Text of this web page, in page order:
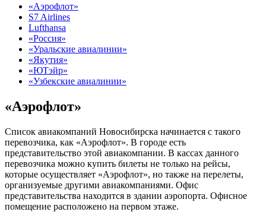
«Аэрофлот»
S7 Airlines
Lufthansa
«Россия»
«Уральские авиалинии»
«Якутия»
«ЮТэйр»
«Узбекские авиалинии»
«Аэрофлот»
Список авиакомпаний Новосибирска начинается с такого
перевозчика, как «Аэрофлот». В городе есть
представительство этой авиакомпании. В кассах данного
перевозчика можно купить билеты не только на рейсы,
которые осуществляет «Аэрофлот», но также на перелеты,
организуемые другими авиакомпаниями. Офис
представительства находится в здании аэропорта. Офисное
помещение расположено на первом этаже.